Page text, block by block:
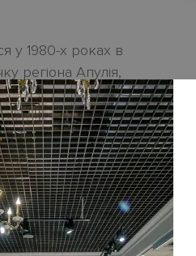
у 1980-х роках в
регіона Апулія,
СASA CICIRIELLO
любов'ю,
обідніх та
стилі.
від обраного